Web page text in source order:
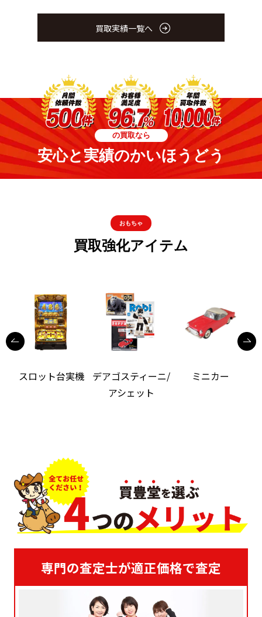
買取実績一覧へ
の買取なら
安心と実績のかいほうどう
おもちゃ
買取強化アイテム
スロット台実機
デアゴスティーニ/
アシェット
ミニカー
専門の査定士が適正価格で査定